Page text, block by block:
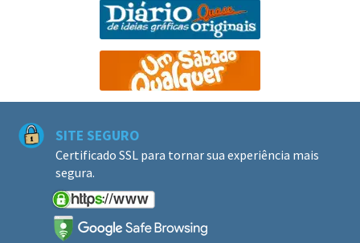
SITE SEGURO
Certificado SSL para tornar sua experiência mais
segura.